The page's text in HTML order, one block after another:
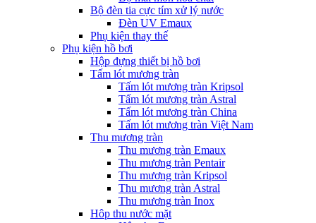
Bộ đèn tia cực tím xử lý nước
Đèn UV Emaux
Phụ kiện thay thế
Phụ kiện hồ bơi
Hộp đựng thiết bị hồ bơi
Tấm lót mương tràn
Tấm lót mương tràn Kripsol
Tấm lót mương tràn Astral
Tấm lót mương tràn China
Tấm lót mương tràn Việt Nam
Thu mương tràn
Thu mương tràn Emaux
Thu mương tràn Pentair
Thu mương tràn Kripsol
Thu mương tràn Astral
Thu mương tràn Inox
Hôp thu nước mặt